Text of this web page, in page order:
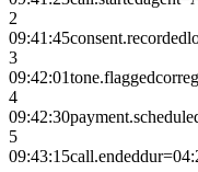
2
09:41:45consent.recorded
3
09:42:01tone.flagged
4
09:42:30
5
09:43:15call.ended